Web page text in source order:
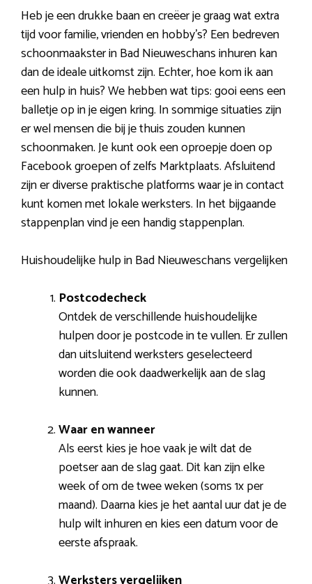
Heb je een drukke baan en creëer je graag wat extra
tijd voor familie, vrienden en hobby’s? Een bedreven
schoonmaakster in Bad Nieuweschans inhuren kan
dan de ideale uitkomst zijn. Echter, hoe kom ik aan
een hulp in huis? We hebben wat tips: gooi eens een
balletje op in je eigen kring. In sommige situaties zijn
er wel mensen die bij je thuis zouden kunnen
schoonmaken. Je kunt ook een oproepje doen op
Facebook groepen of zelfs Marktplaats. Afsluitend
zijn er diverse praktische platforms waar je in contact
kunt komen met lokale werksters. In het bijgaande
stappenplan vind je een handig stappenplan.
Huishoudelijke hulp in Bad Nieuweschans vergelijken
Postcodecheck
Ontdek de verschillende huishoudelijke
hulpen door je postcode in te vullen. Er zullen
dan uitsluitend werksters geselecteerd
worden die ook daadwerkelijk aan de slag
kunnen.
Waar en wanneer
Als eerst kies je hoe vaak je wilt dat de
poetser aan de slag gaat. Dit kan zijn elke
week of om de twee weken (soms 1x per
maand). Daarna kies je het aantal uur dat je de
hulp wilt inhuren en kies een datum voor de
eerste afspraak.